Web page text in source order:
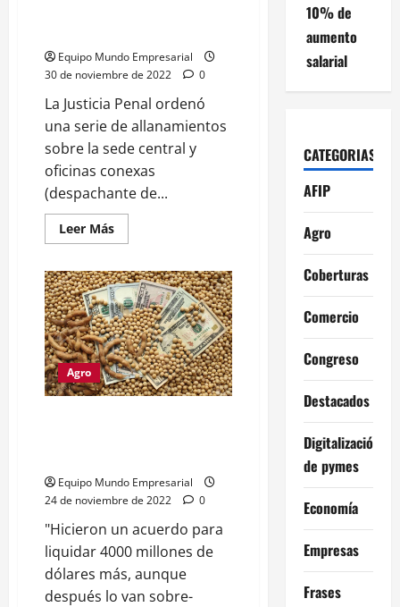
Equipo Mundo Empresarial
30 de noviembre de 2022
0
La Justicia Penal ordenó
una serie de allanamientos
sobre la sede central y
oficinas conexas
(despachante de...
Leer MásLeer
más
Contrabando
en
el
agro:
Allanan
a
una
empresa
líder
por
Agro
Equipo Mundo Empresarial
24 de noviembre de 2022
0
"Hicieron un acuerdo para
liquidar 4000 millones de
dólares más, aunque
después lo van sobre-
10% de
aumento
salarial
CATEGORIAS
AFIP
Agro
Coberturas
Comercio
Congreso
Destacados
Digitalización
de pymes
Economía
Empresas
Frases